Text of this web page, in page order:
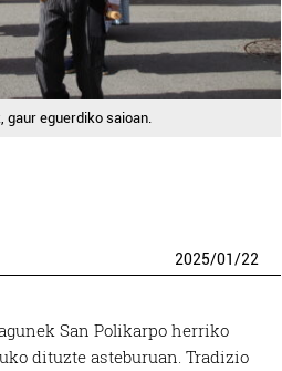
gaur eguerdiko saioan.
2025/01/22
San Polikarpo herriko
dituzte asteburuan. Tradizio